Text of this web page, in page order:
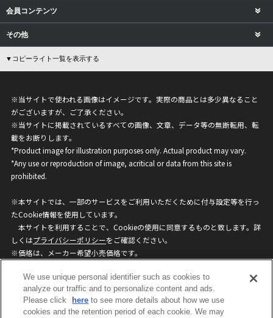
会員コンテンツ
その他
▼コピーライト一覧を表示する
※当サイトで使われる画像はイメージです。実際の商品とは多少異なること
がございますが、ご了承ください。
※当サイトに掲載されているすべての画像、文章、データ等の無断転用、転
載をお断りします。
*Product image for illustration purposes only. Actual product may vary.
*Any use or reproduction of image, acritical or data from this site is
prohibited.
※本サイトでは、一部のサービスをご利用いただくために付与設定等を行っ
たCookie情報を使用しています。
本サイトを利用することで、Cookieの使用に同意するものと致します。詳
しくはプライバシーポリシーをご確認ください。
※価格は、メーカー希望小売価格です。
ざいますのでご了承ください。
privacypolicy Do Not Sell or Share My
We use unique personal identifier such as cookies to
analyze our traffic and to personalize content and ads.
Please click
here to see more details about how we use
cookies and the retention period of each cookie. We may